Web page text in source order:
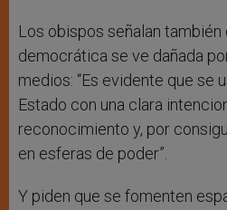
Los obispos señalan
democrática se ve dañada
medios: “Es evidente que se
Estado con una clara
reconocimiento y, por
en esferas de poder”.
Y piden que se fomenten